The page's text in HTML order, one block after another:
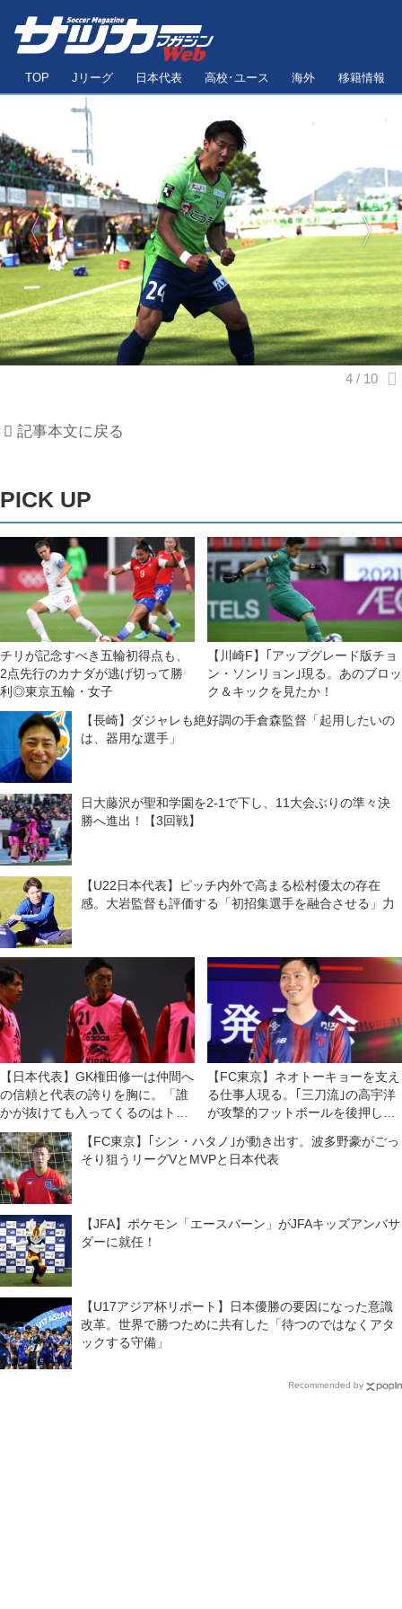
TOP Jリーグ 日本代表 高校･ユース 海外 移籍情報
記事本文に戻る
PICK UP
チリが記念すべき五輪初得点も、
2点先行のカナダが逃げ切って勝
利◎東京五輪・女子
【川崎F】｢アップグレード版チョ
ン・ソンリョン｣現る。あのブロッ
ク＆キックを見たか！
【長崎】ダジャレも絶好調の手倉森監督「起用したいの
は、器用な選手」
日大藤沢が聖和学園を2-1で下し、11大会ぶりの準々決
勝へ進出！【3回戦】
【U22日本代表】ピッチ内外で高まる松村優太の存在
感。大岩監督も評価する「初招集選手を融合させる」力
【日本代表】GK権田修一は仲間へ
の信頼と代表の誇りを胸に。「誰
かが抜けても入ってくるのはトッ
プの選手たち」
【FC東京】ネオトーキョーを支え
る仕事人現る。｢三刀流｣の高宇洋
が攻撃的フットボールを後押しす
【FC東京】｢シン・ハタノ｣が動き出す。波多野豪がごっ
そり狙うリーグVとMVPと日本代表
【JFA】ポケモン「エースバーン」がJFAキッズアンバサ
ダーに就任！
【U17アジア杯リポート】日本優勝の要因になった意識
改革。世界で勝つために共有した「待つのではなくアタ
ックする守備」
Recommended by